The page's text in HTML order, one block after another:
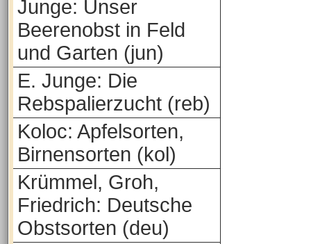
Junge: Unser
Beerenobst in Feld
und Garten (jun)
E. Junge: Die
Rebspalierzucht (reb)
Koloc: Apfelsorten,
Birnensorten (kol)
Krümmel, Groh,
Friedrich: Deutsche
Obstsorten (deu)